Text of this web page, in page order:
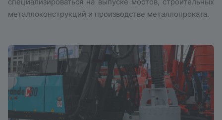
специализироваться на выпуске мостов, строительных
металлоконструкций и производстве металлопроката.